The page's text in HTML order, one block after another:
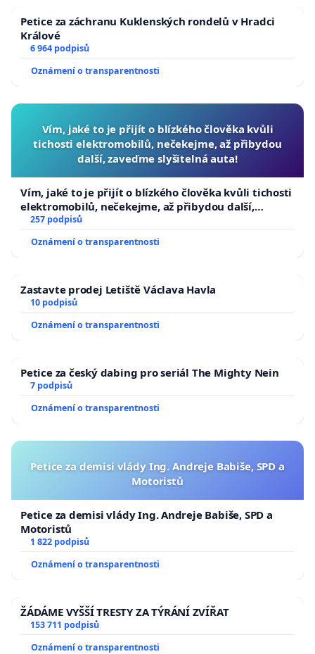
Petice za záchranu Kuklenských rondelů v Hradci
Králové
6 964 podpisů
Oznámení o transparentnosti
Vím, jaké to je přijít o blízkého člověka kvůli
tichosti elektromobilů, nečekejme, až přibydou
další, zaveďme slyšitelná auta!
Vím, jaké to je přijít o blízkého člověka kvůli tichosti
elektromobilů, nečekejme, až přibydou další,
zaveďme slyšitelná auta!
257 podpisů
Oznámení o transparentnosti
Zastavte prodej Letiště Václava Havla
10 podpisů
Oznámení o transparentnosti
Petice za český dabing pro seriál The Mighty Nein
7 podpisů
Oznámení o transparentnosti
Petice za demisi vlády Ing. Andreje Babiše, SPD a
Motoristů
Petice za demisi vlády Ing. Andreje Babiše, SPD a
Motoristů
1 822 podpisů
Oznámení o transparentnosti
ŽÁDÁME VYŠŠÍ TRESTY ZA TÝRÁNÍ ZVÍŘAT
153 711 podpisů
Oznámení o transparentnosti